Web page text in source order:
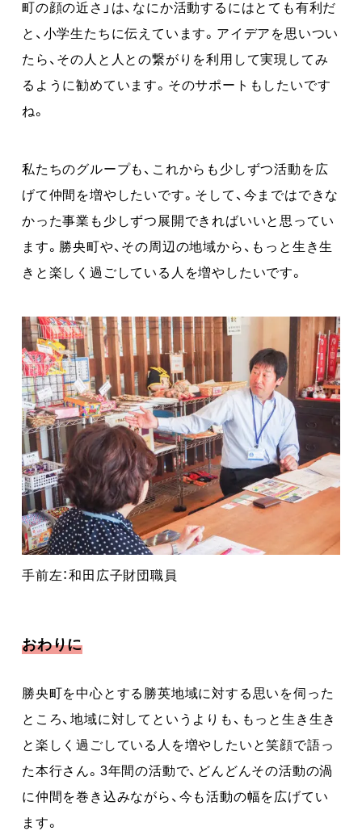
町の顔の近さ」は、なにか活動するにはとても有利だ
と、小学生たちに伝えています。アイデアを思いつい
たら、その人と人との繋がりを利用して実現してみ
るように勧めています。そのサポートもしたいです
ね。
私たちのグループも、これからも少しずつ活動を広
げて仲間を増やしたいです。そして、今まではできな
かった事業も少しずつ展開できればいいと思ってい
ます。勝央町や、その周辺の地域から、もっと生き生
きと楽しく過ごしている人を増やしたいです。
手前左：和田広子財団職員
おわりに
勝央町を中心とする勝英地域に対する思いを伺った
ところ、地域に対してというよりも、もっと生き生き
と楽しく過ごしている人を増やしたいと笑顔で語っ
た本行さん。3年間の活動で、どんどんその活動の渦
に仲間を巻き込みながら、今も活動の幅を広げてい
ます。